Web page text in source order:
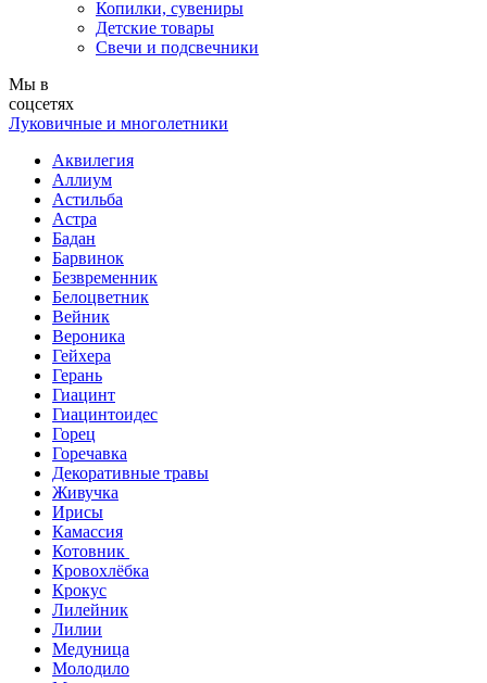
Копилки, сувениры
Детские товары
Свечи и подсвечники
Мы в
соцсетях
Луковичные и многолетники
Аквилегия
Аллиум
Астильба
Астра
Бадан
Барвинок
Безвременник
Белоцветник
Вейник
Вероника
Гейхера
Герань
Гиацинт
Гиацинтоидес
Горец
Горечавка
Декоративные травы
Живучка
Ирисы
Камассия
Котовник
Кровохлёбка
Крокус
Лилейник
Лилии
Медуница
Молодило